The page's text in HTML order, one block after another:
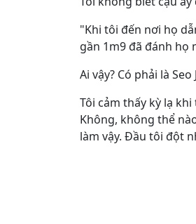
"Khi tôi đến nơi họ
gần 1m9 đã đánh họ
Ai vậy? Có phải là
Tôi cảm thấy kỳ lạ
Không, không thể
làm vậy. Đầu tôi đột